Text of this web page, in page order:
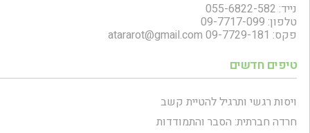
נייד: 055-6822-582
טלפון: 09-7717-099
פקס: 09-7729-181 atararot@gmail.com
טיפים חדשים
ויסות רגשי ותרגיל להטיית קשב
חרדה חברתית: הסבר והתמודדות